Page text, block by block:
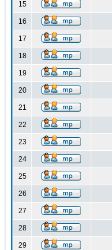
15
16
17
18
19
20
21
22
23
24
25
26
27
28
29